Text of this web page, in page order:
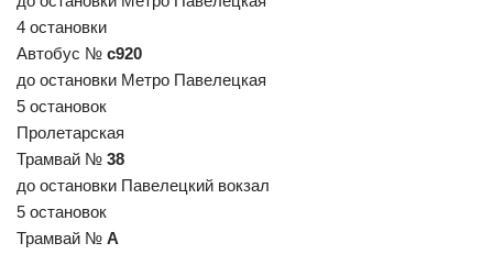
4 остановки
Автобус № с920
до остановки Метро Павелецкая
5 остановок
Пролетарская
Трамвай № 38
до остановки Павелецкий вокзал
5 остановок
Трамвай № А